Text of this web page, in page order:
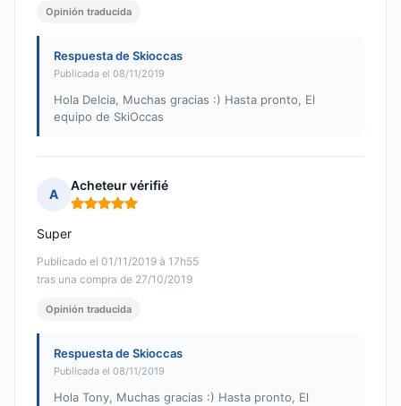
Opinión traducida
Respuesta de Skioccas
Publicada el 08/11/2019
Hola Delcia, Muchas gracias :) Hasta pronto, El
equipo de SkiOccas
A
Acheteur vérifié
Nota: 5 de 5
Publicado el 01/11/2019 à 17h55
tras una compra de 27/10/2019
Super
Opinión traducida
Respuesta de Skioccas
Publicada el 08/11/2019
Hola Tony, Muchas gracias :) Hasta pronto, El